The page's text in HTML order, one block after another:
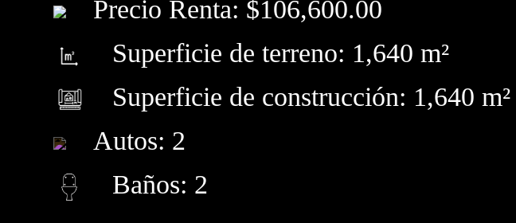
Precio Renta: $106,600.00
Superficie de terreno: 1,640 m²
Superficie de construcción: 1,640 m²
Autos: 2
Baños: 2